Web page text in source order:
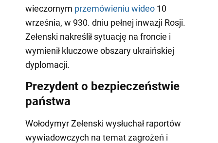
wieczornym przemówieniu wideo 10
września, w 930. dniu pełnej inwazji Rosji.
Zełenski nakreślił sytuację na froncie i
wymienił kluczowe obszary ukraińskiej
dyplomacji.
Prezydent o bezpieczeństwie
państwa
Wołodymyr Zełenski wysłuchał raportów
wywiadowczych na temat zagrożeń i